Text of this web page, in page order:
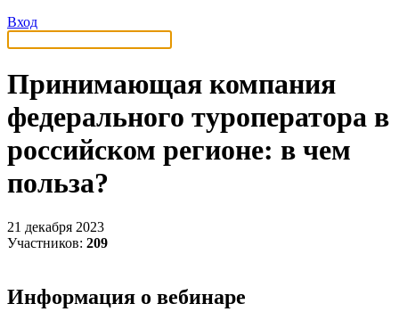
Вход
Принимающая компания
федерального туроператора в
российском регионе: в чем
польза?
21 декабря 2023
Участников: 209
Информация о вебинаре